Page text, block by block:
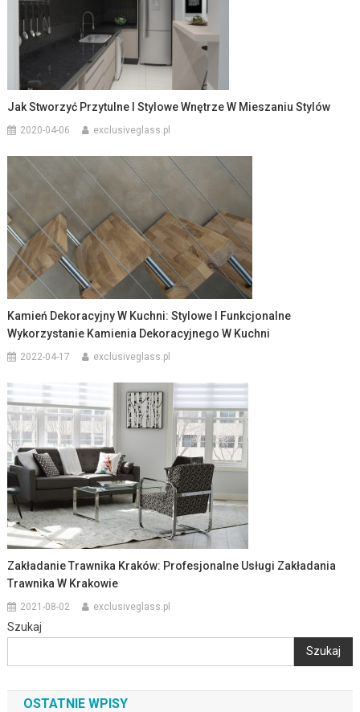
Jak Stworzyć Przytulne I Stylowe Wnętrze W Mieszaniu Stylów
2020-04-06 exclusiveglass.pl
Kamień Dekoracyjny W Kuchni: Stylowe I Funkcjonalne
Wykorzystanie Kamienia Dekoracyjnego W Kuchni
2022-04-17 exclusiveglass.pl
Zakładanie Trawnika Kraków: Profesjonalne Usługi Zakładania
Trawnika W Krakowie
2021-08-02 exclusiveglass.pl
Szukaj
Szukaj
OSTATNIE WPISY